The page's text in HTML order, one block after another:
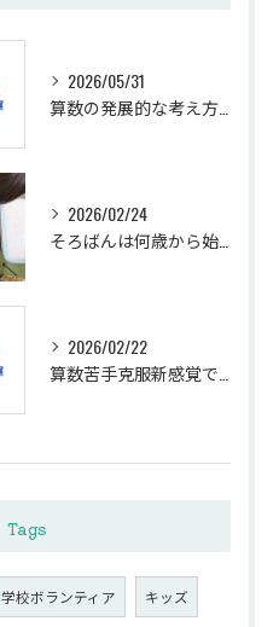
2026/05/31
2026/02/24
2026/02/22
Tags
学校ボランティア キッズ